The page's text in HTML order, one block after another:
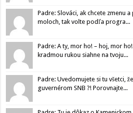
Padre: Slováci, ak chcete zmenu
moloch, tak volte podľa progra...
Padre: A ty, mor ho! – hoj, mor
kradmou rukou siahne na tvoju...
Padre: Uvedomujete si tu všetci,
guvernérom SNB ?! Porovnajte...